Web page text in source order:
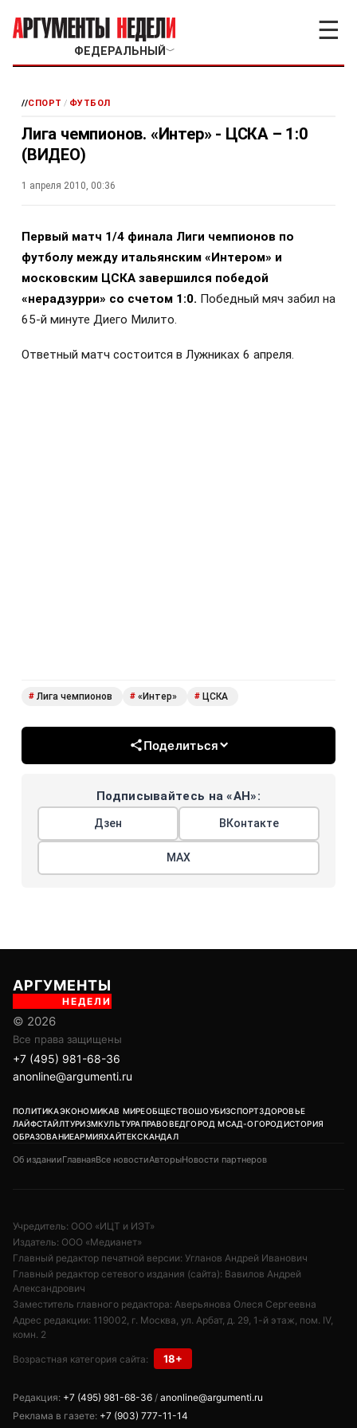
ФЕДЕРАЛЬНЫЙ ﹀
☰
//СПОРТ / ФУТБОЛ
Лига чемпионов. «Интер» - ЦСКА – 1:0
(ВИДЕО)
1 апреля 2010, 00:36
Первый матч 1/4 финала Лиги чемпионов по
футболу между итальянским «Интером» и
московским ЦСКА завершился победой
«нерадзурри» со счетом 1:0. Победный мяч забил на
65-й минуте Диего Милито.
Ответный матч состоится в Лужниках 6 апреля.
# Лига чемпионов # «Интер» # ЦСКА
Поделиться
Подписывайтесь на «АН»:
Дзен ВКонтакте
МАХ
АРГУМЕНТЫ
НЕДЕЛИ
© 2026
Все права защищены
+7 (495) 981-68-36
anonline@argumenti.ru
ПОЛИТИКАЭКОНОМИКАВ МИРЕОБЩЕСТВОШОУБИЗСПОРТЗДОРОВЬЕ
ЛАЙФСТАЙЛТУРИЗМКУЛЬТУРАПРАВОВЕДГОРОД МСАД-ОГОРОДИСТОРИЯ
ОБРАЗОВАНИЕАРМИЯХАЙТЕКСКАНДАЛ
Об изданииГлавнаяВсе новостиАвторыНовости партнеров
Учредитель: ООО «ИЦТ и ИЭТ»
Издатель: ООО «Медианет»
Главный редактор печатной версии: Угланов Андрей Иванович
Главный редактор сетевого издания (сайта): Вавилов Андрей
Александрович
Заместитель главного редактора: Аверьянова Олеся Сергеевна
Адрес редакции: 119002, г. Москва, ул. Арбат, д. 29, 1-й этаж, пом. IV,
комн. 2
Возрастная категория сайта: 18+
Редакция: +7 (495) 981-68-36 / anonline@argumenti.ru
Реклама в газете: +7 (903) 777-11-14